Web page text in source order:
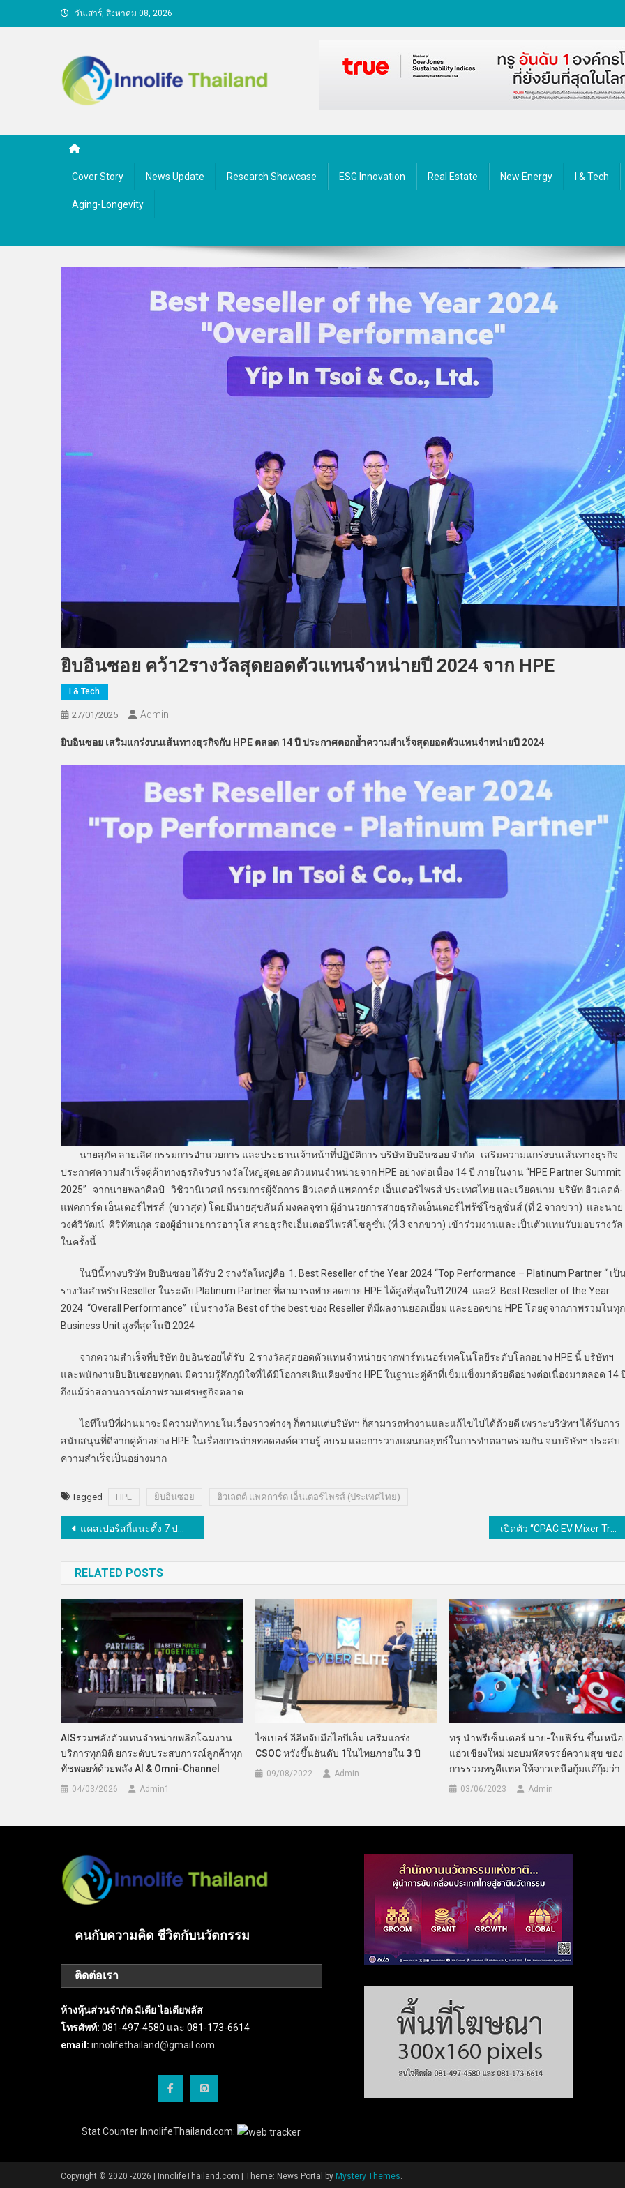
to
วันเสาร์, สิงหาคม 08, 2026
Cover Story News Update Research Showcase ESG Innovation Real Estate New Energy I & Tech
Aging-Longevity
ยิบอินซอย คว้า2รางวัลสุดยอดตัวแทนจำหน่ายปี 2024 จาก HPE
I & Tech
27/01/2025 Admin
ยิบอินซอย เสริมแกร่งบนเส้นทางธุรกิจกับ HPE ตลอด 14 ปี ประกาศตอกย้ำความสำเร็จสุดยอดตัวแทนจำหน่ายปี 2024
นายสุภัค ลายเลิศ กรรมการอำนวยการ และประธานเจ้าหน้าที่ปฏิบัติการ บริษัท ยิบอินซอย จำกัด เสริมความแกร่งบนเส้นทางธุรกิจ
ประกาศความสำเร็จคู่ค้าทางธุรกิจรับรางวัลใหญ่สุดยอดตัวแทนจำหน่ายจาก HPE อย่างต่อเนื่อง 14 ปี ภายในงาน “HPE Partner Summit
2025” จากนายพลาศิลป์ วิชิวานิเวศน์ กรรมการผู้จัดการ ฮิวเลตต์ แพคการ์ด เอ็นเตอร์ไพรส์ ประเทศไทย และเวียดนาม บริษัท ฮิวเลตต์-
แพคการ์ด เอ็นเตอร์ไพรส์ (ขวาสุด) โดยมีนายสุขสันต์ มงคลจุฑา ผู้อำนวยการสายธุรกิจเอ็นเตอร์ไพร้ซ์โซลูชั่นส์ (ที่ 2 จากขวา) และนาย
วงศ์วิวัฒน์ ศิริทัศนกุล รองผู้อำนวยการอาวุโส สายธุรกิจเอ็นเตอร์ไพรส์โซลูชั่น (ที่ 3 จากขวา) เข้าร่วมงานและเป็นตัวแทนรับมอบรางวัล
ในครั้งนี้
ในปีนี้ทางบริษัท ยิบอินซอย ได้รับ 2 รางวัลใหญ่คือ 1. Best Reseller of the Year 2024 “Top Performance – Platinum Partner “ เป็
รางวัลสำหรับ Reseller ในระดับ Platinum Partner ที่สามารถทำยอดขาย HPE ได้สูงที่สุดในปี 2024 และ2. Best Reseller of the Year
2024 “Overall Performance” เป็นรางวัล Best of the best ของ Reseller ที่มีผลงานยอดเยี่ยม และยอดขาย HPE โดยดูจากภาพรวมในทุ
Business Unit สูงที่สุดในปี 2024
จากความสำเร็จที่บริษัท ยิบอินซอยได้รับ 2 รางวัลสุดยอดตัวแทนจำหน่ายจากพาร์ทเนอร์เทคโนโลยีระดับโลกอย่าง HPE นี้ บริษัทฯ
และพนักงานยิบอินซอยทุกคน มีความรู้สึกภูมิใจที่ได้มีโอกาสเดินเคียงข้าง HPE ในฐานะคู่ค้าที่เข็มแข็งมาด้วยดีอย่างต่อเนื่องมาตลอด 14
ถึงแม้ว่าสถานการณ์ภาพรวมเศรษฐกิจตลาด
ไอทีในปีที่ผ่านมาจะมีความท้าทายในเรื่องราวต่างๆ ก็ตามแต่บริษัทฯ ก็สามารถทำงานและแก้ไขไปได้ด้วยดี เพราะบริษัทฯ ได้รับการ
สนับสนุนที่ดีจากคู่ค้าอย่าง HPE ในเรื่องการถ่ายทอดองค์ความรู้ อบรม และการวางแผนกลยุทธ์ในการทำตลาดร่วมกัน จนบริษัทฯ ประสบ
ความสำเร็จเป็นอย่างมาก
Tagged HPE ยิบอินซอย ฮิวเลตต์ แพคการ์ด เอ็นเตอร์ไพรส์ (ประเทศไทย)
แนะแนว
แคสเปอร์สกี้แนะตั้ง 7 ปณิธานปีใหม่เพื่อความปลอดภัยไซเบอร์อีกขั้น เปิดตัว “CPAC EV Mixer Truck” รถโม่พลังงานไฟฟ้า ต้นแบบ Green Logistics
RELATED POSTS
AISรวมพลังตัวแทนจำหน่ายพลิกโฉมงาน
บริการทุกมิติ ยกระดับประสบการณ์ลูกค้าทุก
ทัชพอยท์ด้วยพลัง AI & Omni-Channel
04/03/2026 Admin​1
ไซเบอร์ อีลีทจับมือไอบีเอ็ม เสริมแกร่ง
CSOC หวังขึ้นอันดับ 1ในไทยภายใน 3 ปี
09/08/2022 Admin
ทรู นำพรีเซ็นเตอร์ นาย-ใบเฟิร์น ขึ้นเหนือ
แอ่วเชียงใหม่ มอบมหัศจรรย์ความสุข ของ
การรวมทรูดีแทค ให้จาวเหนือกุ้มแต๊กุ้มว่า
03/06/2023 Admin
คนกับความคิด ชีวิตกับนวัตกรรม
ติดต่อเรา
ห้างหุ้นส่วนจำกัด มีเดีย ไอเดียพลัส
โทรศัพท์: 081-497-4580 และ 081-173-6614
email: innolifethailand@gmail.com
Stat Counter InnolifeThailand.com:
Copyright © 2020 -2026 | InnolifeThailand.com | Theme: News Portal by Mystery Themes